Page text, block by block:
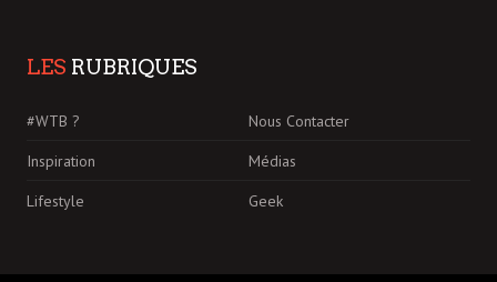
LES RUBRIQUES
#WTB ?
Nous Contacter
Inspiration
Médias
Lifestyle
Geek